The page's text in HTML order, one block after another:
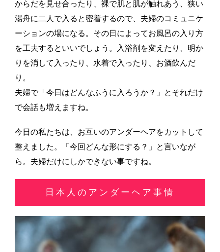
からだを見せ合ったり、裸で肌と肌が触れあう、狭い
湯舟に二人で入ると密着するので、夫婦のコミュニケ
ーションの場になる。その日によってお風呂の入り方
を工夫するといいでしょう。入浴剤を変えたり、明か
りを消して入ったり、水着で入ったり、お酒飲んだ
り。
夫婦で「今日はどんなふうに入ろうか？」とそれだけ
で会話も増えますね。
今日の私たちは、お互いのアンダーヘアをカットして
整えました。「今回どんな形にする？」と言いなが
ら。夫婦だけにしかできない事ですね。
日本人のアンダーヘア事情